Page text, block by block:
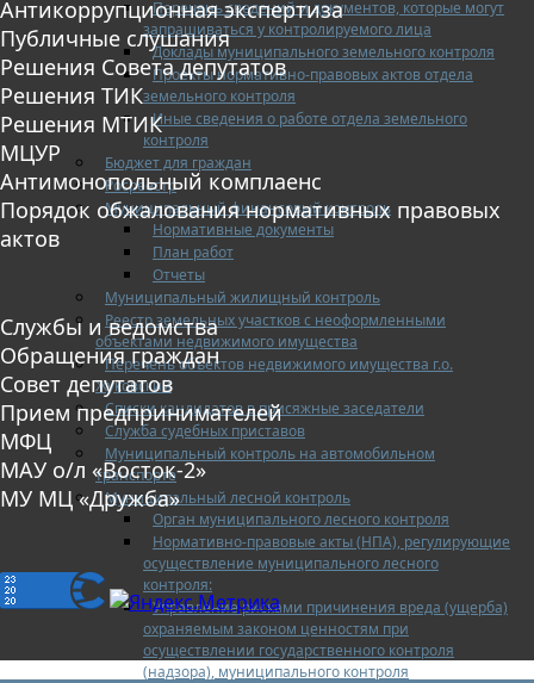
Перечень сведений и документов, которые могут
запрашиваться у контролируемого лица
Доклады муниципального земельного контроля
Проекты нормативно-правовых актов отдела
земельного контроля
Иные сведения о работе отдела земельного
контроля
Бюджет для граждан
Росреестр
Муниципальный финансовый контроль
Нормативные документы
План работ
Отчеты
Муниципальный жилищный контроль
Реестр земельных участков с неоформленными
объектами недвижимого имущества
Перечень объектов недвижимого имущества г.о.
Жуковский
Списки кандидатов в присяжные заседатели
Служба судебных приставов
Муниципальный контроль на автомобильном
транспорте
Муниципальный лесной контроль
Орган муниципального лесного контроля
Нормативно-правовые акты (НПА), регулирующие
осуществление муниципального лесного
контроля:
Управление рисками причинения вреда (ущерба)
охраняемым законом ценностям при
осуществлении государственного контроля
(надзора), муниципального контроля
Антикоррупционная экспертиза
Публичные слушания
Решения Совета депутатов
Решения ТИК
Решения МТИК
МЦУР
Антимонопольный комплаенс
Порядок обжалования нормативных правовых
актов
Службы и ведомства
Обращения граждан
Совет депутатов
Прием предпринимателей
МФЦ
МАУ о/л «Восток-2»
МУ МЦ «Дружба»